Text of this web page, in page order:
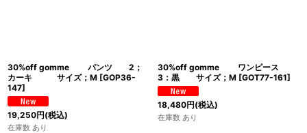
30%off gomme パンツ 2；
カーキ サイズ；M [GOP36-
147]
19,250円(税込)
在庫数 あり
30%off gomme ワンピース
3：黒 サイズ；M [GOT77-161]
18,480円(税込)
在庫数 あり